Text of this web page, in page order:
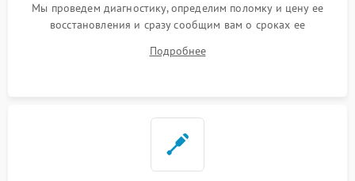
Мы проведем диагностику, определим поломку и цену ее
восстановления и сразу сообщим вам о сроках ее
Подробнее